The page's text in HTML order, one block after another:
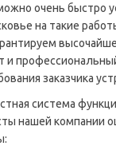
очень быстро
на такие
и
заказчика
система
нашей компании